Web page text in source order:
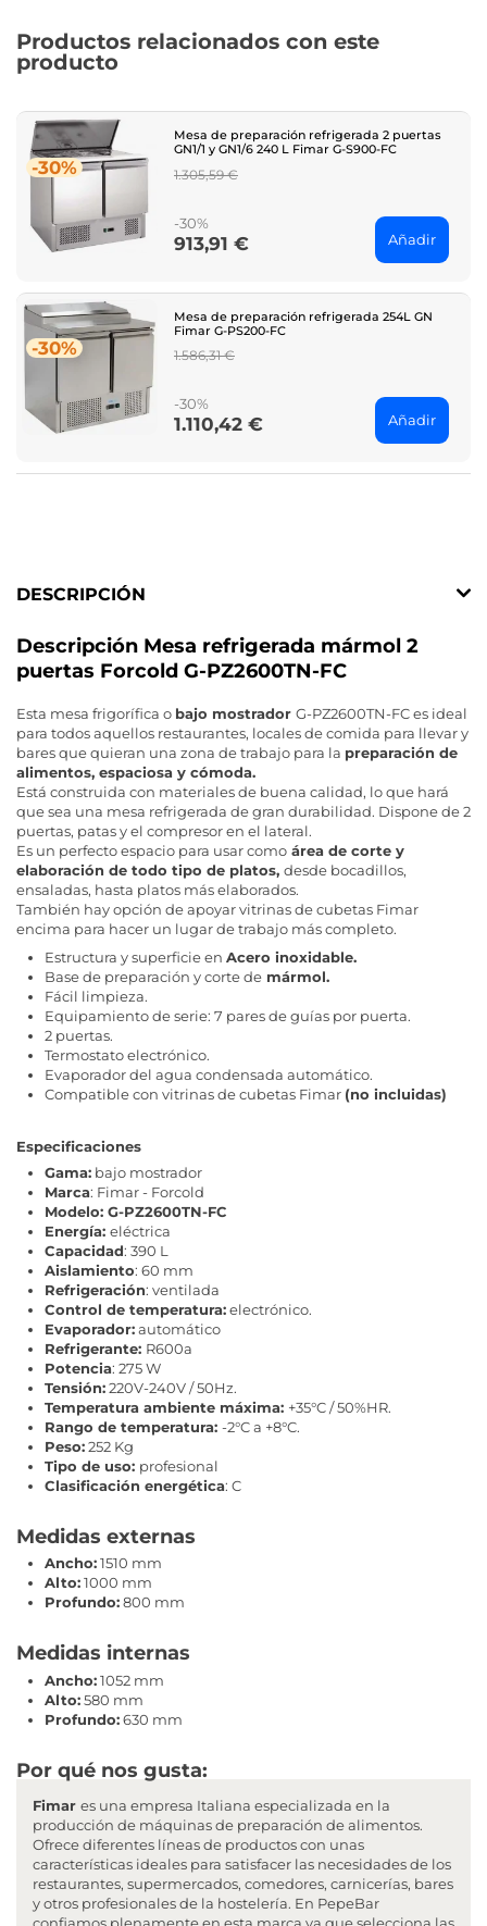
Productos relacionados con este
producto
-30%
Mesa de preparación refrigerada 2 puertas
GN1/1 y GN1/6 240 L Fimar G-S900-FC
Regular
1.305,59 €
-30%
Price
913,91 € Añadir
-30%
Mesa de preparación refrigerada 254L GN
Fimar G-PS200-FC
Regular
1.586,31 €
-30%
Price
1.110,42 € Añadir
DESCRIPCIÓN
Descripción Mesa refrigerada mármol 2
puertas Forcold G-PZ2600TN-FC
Esta mesa frigorífica o bajo mostrador G-PZ2600TN-FC es ideal
para todos aquellos restaurantes, locales de comida para llevar y
bares que quieran una zona de trabajo para la preparación de
alimentos, espaciosa y cómoda.
Está construida con materiales de buena calidad, lo que hará
que sea una mesa refrigerada de gran durabilidad. Dispone de 2
puertas, patas y el compresor en el lateral.
Es un perfecto espacio para usar como área de corte y
elaboración de todo tipo de platos, desde bocadillos,
ensaladas, hasta platos más elaborados.
También hay opción de apoyar vitrinas de cubetas Fimar
encima para hacer un lugar de trabajo más completo.
Estructura y superficie en Acero inoxidable.
Base de preparación y corte de mármol.
Fácil limpieza.
Equipamiento de serie: 7 pares de guías por puerta.
2 puertas.
Termostato electrónico.
Evaporador del agua condensada automático.
Compatible con vitrinas de cubetas Fimar (no incluidas)
Especificaciones
Gama: bajo mostrador
Marca: Fimar - Forcold
Modelo: G-PZ2600TN-FC
Energía: eléctrica
Capacidad: 390 L
Aislamiento: 60 mm
Refrigeración: ventilada
Control de temperatura:electrónico.
Evaporador:automático
Refrigerante: R600a
Potencia: 275 W
Tensión:220V-240V / 50Hz.
Temperatura ambiente máxima: +35°C / 50%HR.
Rango de temperatura: -2°C a +8°C.
Peso:252 Kg
Tipo de uso: profesional
Clasificación energética: C
Medidas externas
Ancho:1510 mm
Alto:1000 mm
Profundo:800 mm
Medidas internas
Ancho:1052 mm
Alto:580 mm
Profundo:630 mm
Por qué nos gusta:
Fimar es una empresa Italiana especializada en la
producción de máquinas de preparación de alimentos.
Ofrece diferentes líneas de productos con unas
características ideales para satisfacer las necesidades de los
restaurantes, supermercados, comedores, carnicerías, bares
y otros profesionales de la hostelería. En PepeBar
confiamos plenamente en esta marca ya que selecciona las